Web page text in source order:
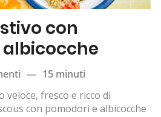
con
— 15 minuti
veloce, fresco e ricco di
con pomodori e albicocche